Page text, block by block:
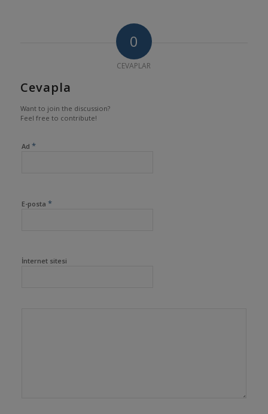
0
CEVAPLAR
Cevapla
Want to join the discussion?
Feel free to contribute!
Ad *
E-posta *
İnternet sitesi